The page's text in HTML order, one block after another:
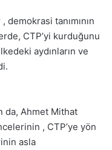
tanımının
CTP’yi kurduğunu
aydınların ve
da, Ahmet Mithat
, CTP’ye yön
asla